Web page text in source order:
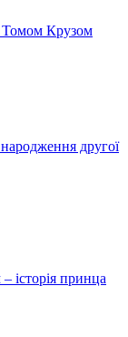
Томом Крузом
другої
історія принца